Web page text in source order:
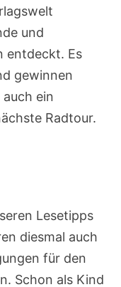
und
entdeckt. Es
gewinnen
ein
Radtour.
Lesetipps
diesmal auch
für den
Schon als Kind